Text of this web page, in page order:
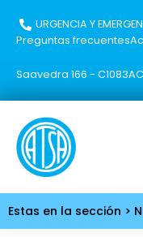
URGENCIA Y
Preguntas frecuentes
Saavedra 166 -
Estas en la sección >